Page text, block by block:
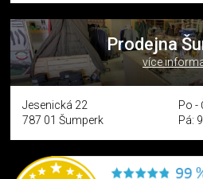
Prodejna
více
Jesenická 22
787 01 Šumperk
Po -
Pá: